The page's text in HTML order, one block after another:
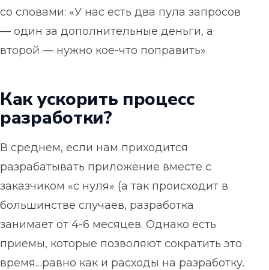
со словами: «У нас есть два пула запросов
— один за дополнительные деньги, а
второй — нужно кое-что поправить».
Как ускорить процесс
разработки?
В среднем, если нам приходится
разрабатывать приложение вместе с
заказчиком «с нуля» (а так происходит в
большинстве случаев, разработка
занимает от 4-6 месяцев. Однако есть
приемы, которые позволяют сократить это
время…равно как и расходы на разработку.